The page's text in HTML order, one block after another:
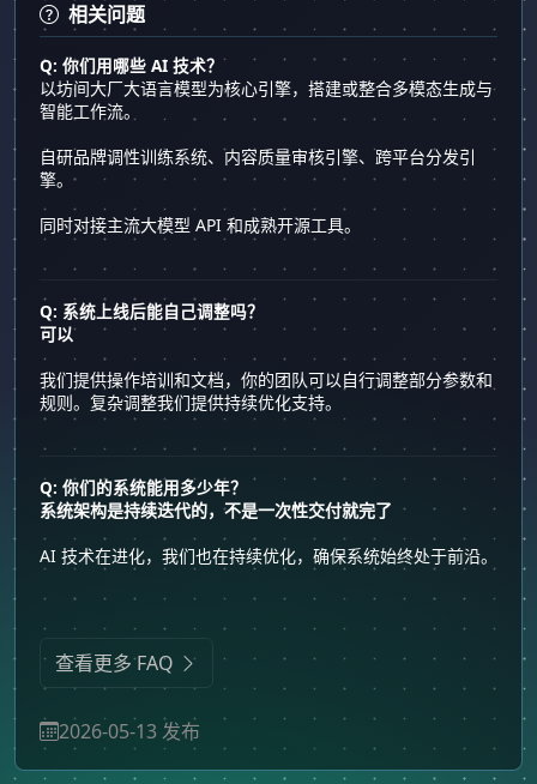
相关问题
Q: 你们用哪些 AI 技术？
以坊间大厂大语言模型为核心引擎，搭建或整合多模态生成与
智能工作流。
自研品牌调性训练系统、内容质量审核引擎、跨平台分发引
擎。
同时对接主流大模型 API 和成熟开源工具。
Q: 系统上线后能自己调整吗？
可以
我们提供操作培训和文档，你的团队可以自行调整部分参数和
规则。复杂调整我们提供持续优化支持。
Q: 你们的系统能用多少年？
系统架构是持续迭代的，不是一次性交付就完了
AI 技术在进化，我们也在持续优化，确保系统始终处于前沿。
查看更多 FAQ
2026-05-13 发布